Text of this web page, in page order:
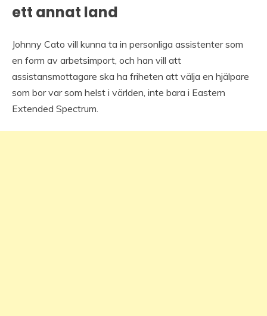
ett annat land
Johnny Cato vill kunna ta in personliga assistenter som
en form av arbetsimport, och han vill att
assistansmottagare ska ha friheten att välja en hjälpare
som bor var som helst i världen, inte bara i Eastern
Extended Spectrum.